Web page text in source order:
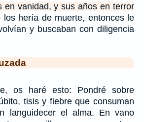
en vanidad, y sus años en terror
los hería de muerte, entonces le
y buscaban con diligencia
os haré esto: Pondré sobre
tisis y fiebre que consuman
languidecer el alma. En vano